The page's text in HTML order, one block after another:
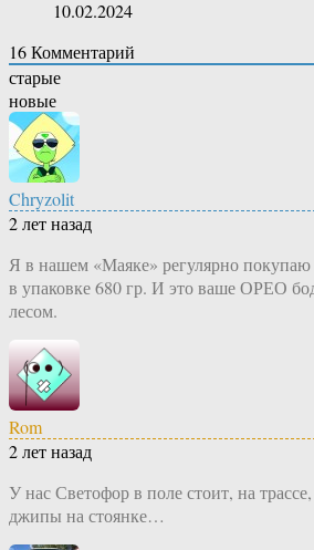
10.02.2024
16Комментарий
старые
новые
Chryzolit
2 лет назад
Я в нашем «Маяке» регулярно покупаю
в упаковке 680 гр. И это ваше ОРЕО
лесом.
Rom
2 лет назад
У нас Светофор в поле стоит, на
джипы на стоянке…